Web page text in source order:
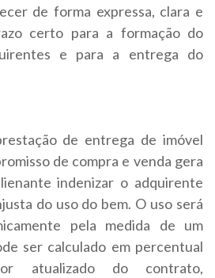
de forma expressa, clara e
certo para a formação do
e para a entrega do
de entrega de imóvel
de compra e venda gera
indenizar o adquirente
do uso do bem. O uso será
pela medida de um
ser calculado em percentual
atualizado do contrato,